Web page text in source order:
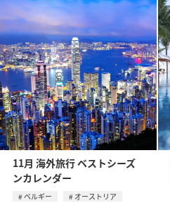
11月 海外旅行 ベストシーズ
ンカレンダー
ベルギー
オーストリア